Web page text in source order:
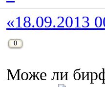
«18.09.2013
0
Може ли